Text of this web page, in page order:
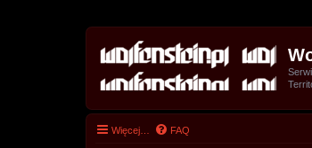
Więcej… FAQ